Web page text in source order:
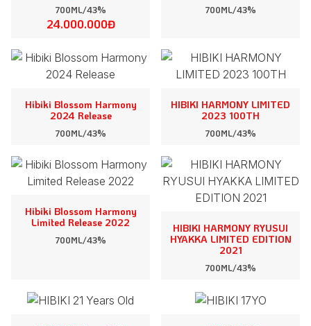
700ML/43%
24.000.000Đ
700ML/43%
Hibiki Blossom Harmony
2024 Release
700ML/43%
HIBIKI HARMONY LIMITED
2023 100TH
700ML/43%
Hibiki Blossom Harmony
Limited Release 2022
700ML/43%
HIBIKI HARMONY RYUSUI
HYAKKA LIMITED EDITION
2021
700ML/43%